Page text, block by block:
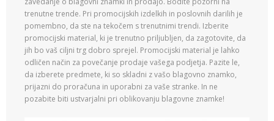
trenutne trende. Pri promocijskih izdelkih in poslovnih darilih je
pomembno, da ste na tekočem s trenutnimi trendi. Izberite
promocijski material, ki je trenutno priljubljen, da zagotovite, da
jih bo vaš ciljni trg dobro sprejel. Promocijski material je lahko
odličen način za povečanje prodaje vašega podjetja. Pazite le,
da izberete predmete, ki so skladni z vašo blagovno znamko,
prijazni do proračuna in uporabni za vaše stranke. In ne
pozabite biti ustvarjalni pri oblikovanju blagovne znamke!